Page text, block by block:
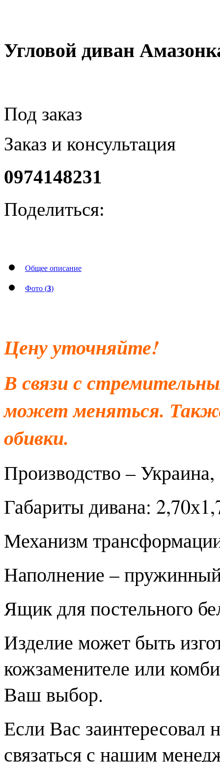
Угловой диван
Под заказ
Заказ и консультация
0974148231
Поделиться:
Общее описание
Фото (3)
Цену уточняйте!
В связи с
может меняться.
обивки.
Производство –
Габариты дивана:
Механизм
Наполнение –
Ящик для постельного
Изделие может быть
кожзаменителе или
Ваш выбор.
Если Вас
связаться с нашим